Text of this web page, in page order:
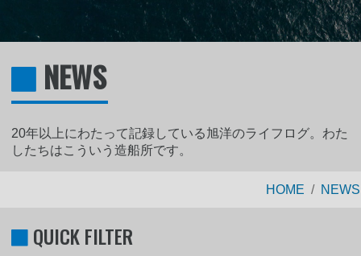
NEWS
20年以上にわたって記録している旭洋のライフログ。わた
したちはこういう造船所です。
HOME NEWS
QUICK FILTER